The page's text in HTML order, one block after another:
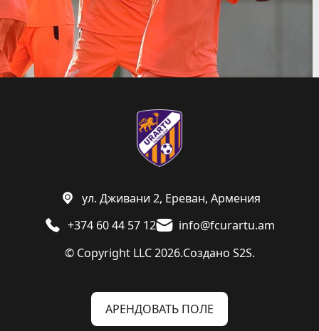
© Copyright LLC 2026.Создано S2S.
+374 60 44 57 12 info@fcurartu.am
ул. Дживани 2, Ереван, Армения
АРЕНДОВАТЬ ПОЛЕ